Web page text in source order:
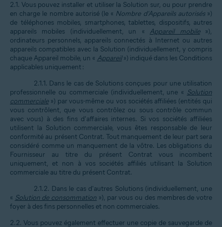
2.1. Vous pouvez installer et utiliser la Solution sur, ou pour prendre
en charge le nombre autorisé (le « Nombre d'Appareils autorisés»)
de téléphones mobiles, smartphones, tablettes, dispositifs, autres
appareils mobiles (individuellement, un « Appareil mobile»),
ordinateurs personnels, appareils connectés à Internet ou autres
appareils compatibles avec la Solution (individuellement, y compris
chaque Appareil mobile, un « Appareil») indiqué dans les Conditions
applicables uniquement :
2.1.1. Dans le cas de Solutions conçues pour une utilisation
professionnelle ou commerciale (individuellement, une « Solution
commerciale») par vous-même ou vos sociétés affiliées (entités qui
vous contrôlent, que vous contrôlez ou sous contrôle commun
avec vous) à des fins d'affaires internes. Si vos sociétés affiliées
utilisent la Solution commerciale, vous êtes responsable de leur
conformité au présent Contrat. Tout manquement de leur part sera
considéré comme un manquement de la vôtre. Les obligations du
Fournisseur au titre du présent Contrat vous incombent
uniquement, et non à vos sociétés affiliés utilisant la Solution
commerciale au titre du présent Contrat.
2.1.2. Dans le cas d'autres Solutions (individuellement, une
« Solution de consommation »), par vous ou des membres de votre
foyer à des fins personnelles et non commerciales.
2.2. Vous pouvez également effectuer une copie de sauvegarde de